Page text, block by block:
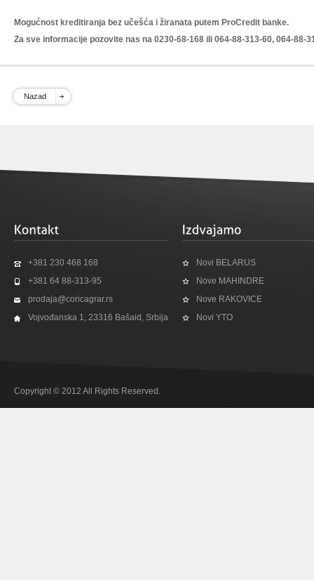
Mogućnost kreditiranja bez učešća i žiranata putem ProCredit banke.
Za sve informacije pozovite nas na 0230-68-168 ili 064-88-313-60, 064-88-
Nazad
+381 230 468 168
+381 64 88-313-95
prodaja@coricagrar.rs
Vojvođanska 1, 23316 Bašaid, Srbija
Novi BELARUS
Nove MAHINDRE
Nove RAKOVICE
Novi YTO
Copyright © 2012 All Rights Reserved.